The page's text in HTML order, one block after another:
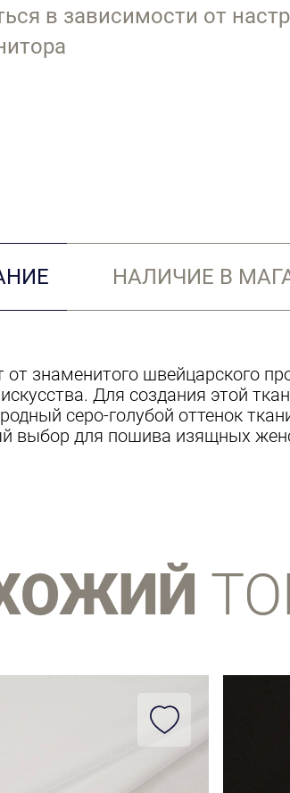
в зависимости от
НАЛИЧИЕ В
от знаменитого швейцарского
искусства. Для создания этой
серо-голубой оттенок
выбор для пошива изящных